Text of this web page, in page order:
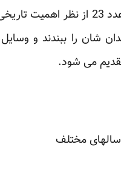
اصولا به نظرم عدد 23
شان را ببندند و
می شود.
مختلف